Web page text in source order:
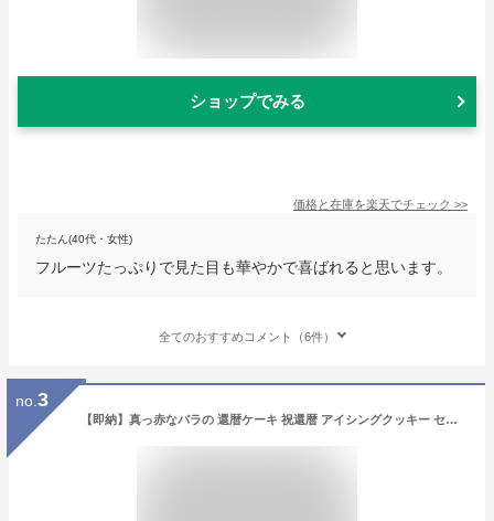
ショップでみる
価格と在庫を楽天でチェック >>
たたん(40代・女性)
フルーツたっぷりで見た目も華やかで喜ばれると思います。
全てのおすすめコメント（6件）
no. 3
【即納】真っ赤なバラの 還暦ケーキ 祝還暦 アイシングクッキー セット ／ 還暦祝い 女性 母親 60才 誕生日プレゼント 誕生日ケーキ お祝い 御祝 ムースケーキ チーズケーキ ミックスベリーチーズケーキ クッキー バースデーケーキ 送料無料 スイーツ 洋菓子 祖母 還暦記念